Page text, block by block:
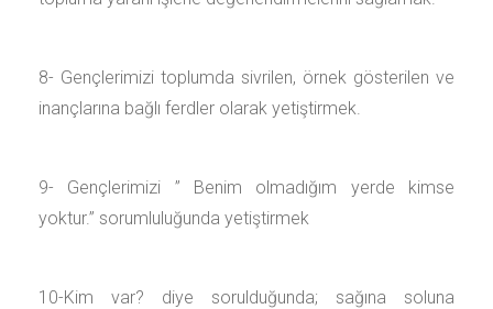
8- Gençlerimizi toplumda sivrilen, örnek gösterilen ve
inançlarına bağlı ferdler olarak yetiştirmek.
9- Gençlerimizi ” Benim olmadığım yerde kimse
yoktur.” sorumluluğunda yetiştirmek
10-Kim var? diye sorulduğunda; sağına soluna